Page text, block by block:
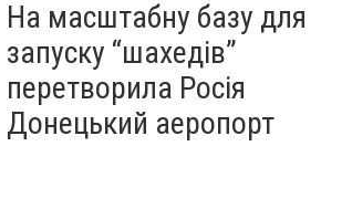
На масштабну базу для
запуску “шахедів”
перетворила Росія
Донецький аеропорт